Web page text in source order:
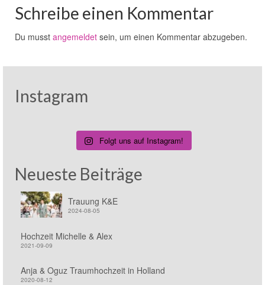
Schreibe einen Kommentar
Du musst angemeldet sein, um einen Kommentar abzugeben.
Instagram
Folgt uns auf Instagram!
Neueste Beiträge
Trauung K&E
2024-08-05
Hochzeit Michelle & Alex
2021-09-09
Anja & Oguz Traumhochzeit in Holland
2020-08-12